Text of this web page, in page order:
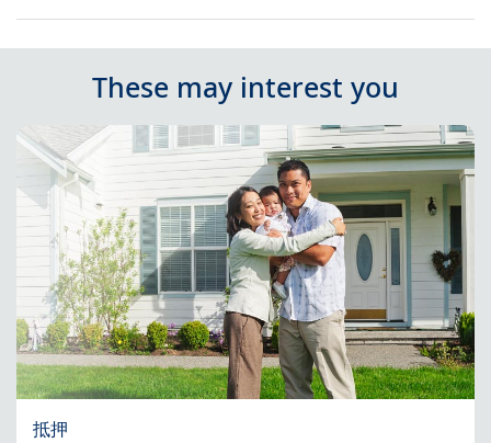
These may interest you
抵押